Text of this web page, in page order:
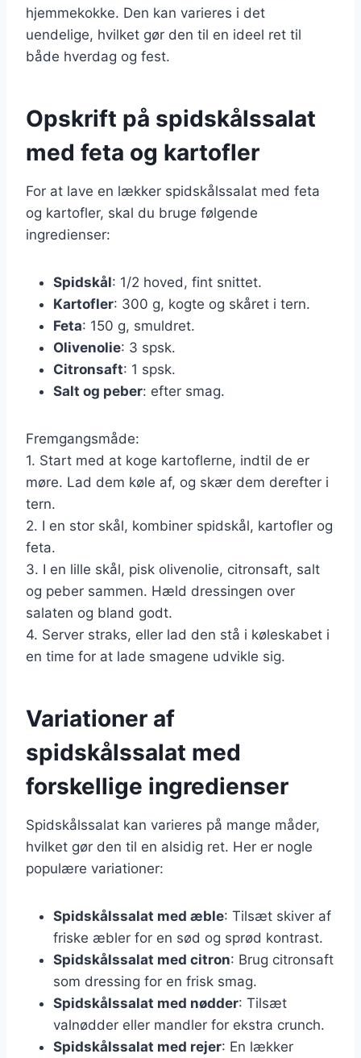
hjemmekokke. Den kan varieres i det
uendelige, hvilket gør den til en ideel ret til
både hverdag og fest.
Opskrift på spidskålssalat
med feta og kartofler
For at lave en lækker spidskålssalat med feta
og kartofler, skal du bruge følgende
ingredienser:
Spidskål: 1/2 hoved, fint snittet.
Kartofler: 300 g, kogte og skåret i tern.
Feta: 150 g, smuldret.
Olivenolie: 3 spsk.
Citronsaft: 1 spsk.
Salt og peber: efter smag.
Fremgangsmåde:
1. Start med at koge kartoflerne, indtil de er
møre. Lad dem køle af, og skær dem derefter i
tern.
2. I en stor skål, kombiner spidskål, kartofler og
feta.
3. I en lille skål, pisk olivenolie, citronsaft, salt
og peber sammen. Hæld dressingen over
salaten og bland godt.
4. Server straks, eller lad den stå i køleskabet i
en time for at lade smagene udvikle sig.
Variationer af
spidskålssalat med
forskellige ingredienser
Spidskålssalat kan varieres på mange måder,
hvilket gør den til en alsidig ret. Her er nogle
populære variationer:
Spidskålssalat med æble: Tilsæt skiver af
friske æbler for en sød og sprød kontrast.
Spidskålssalat med citron: Brug citronsaft
som dressing for en frisk smag.
Spidskålssalat med nødder: Tilsæt
valnødder eller mandler for ekstra crunch.
Spidskålssalat med rejer: En lækker